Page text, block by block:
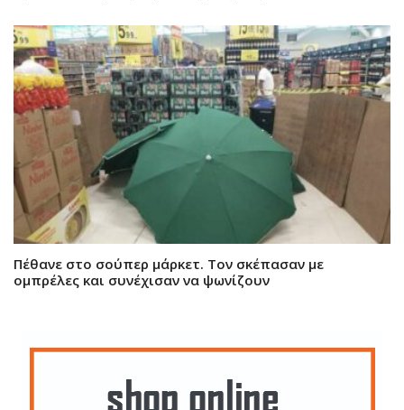
Πέθανε στο σούπερ μάρκετ. Τον σκέπασαν με
ομπρέλες και συνέχισαν να ψωνίζουν